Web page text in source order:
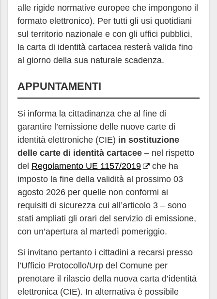
alle rigide normative europee che impongono il
formato elettronico). Per tutti gli usi quotidiani
sul territorio nazionale e con gli uffici pubblici,
la carta di identità cartacea resterà valida fino
al giorno della sua naturale scadenza.
APPUNTAMENTI
Si informa la cittadinanza che al fine di
garantire l’emissione delle nuove carte di
identità elettroniche (CIE) in sostituzione
delle carte di identità cartacee – nel rispetto
del Regolamento UE 1157/2019
che ha
imposto la fine della validità al prossimo 03
agosto 2026 per quelle non conformi ai
requisiti di sicurezza cui all’articolo 3 – sono
stati ampliati gli orari del servizio di emissione,
con un’apertura al martedì pomeriggio.
Si invitano pertanto i cittadini a recarsi presso
l’Ufficio Protocollo/Urp del Comune per
prenotare il rilascio della nuova carta d’identità
elettronica (CIE). In alternativa è possibile